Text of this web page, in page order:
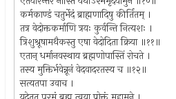
कर्मकाण्डं चतुर्भेदं ब्राह्मणादिषु कीर्तितम् ।
तत्र वेदोक्तकर्माणि त्रयः कुर्वन्ति नित्यशः ।
त्रिशुश्रूषामथैकस्तु एषा वेदोदिता क्रिया ॥११॥
एतान् धर्मानवस्थाय ब्रह्मणोपास्तिं रोचते ।
तस्य मुक्तिर्भवेन्नूनं वेदवादरतस्य च ॥१२॥
सत्यतपा उवाच ।